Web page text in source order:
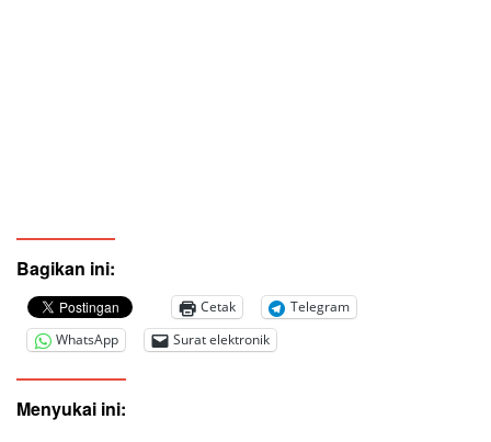
Bagikan ini:
Cetak
Telegram
WhatsApp
Surat elektronik
Menyukai ini: